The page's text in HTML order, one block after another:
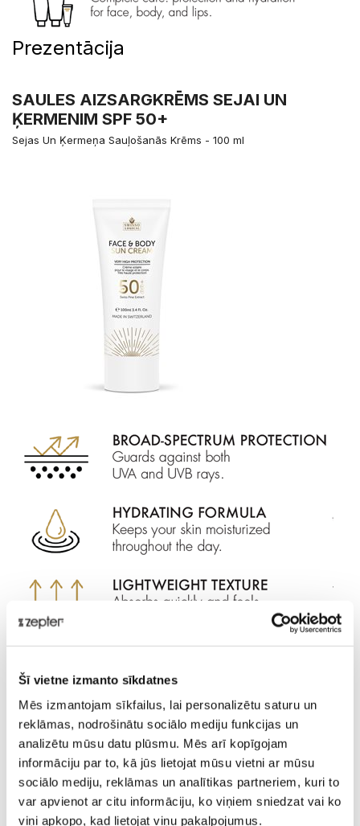
Šī vietne izmanto sīkdatnes
Mēs izmantojam sīkfailus, lai personalizētu saturu un
reklāmas, nodrošinātu sociālo mediju funkcijas un
analizētu mūsu datu plūsmu. Mēs arī kopīgojam
informāciju par to, kā jūs lietojat mūsu vietni ar mūsu
sociālo mediju, reklāmas un analītikas partneriem, kuri to
var apvienot ar citu informāciju, ko viņiem sniedzat vai ko
viņi apkopo, kad lietojat viņu pakalpojumus.
Prezentācija
SAULES AIZSARGKRĒMS SEJAI UN
ĶERMENIM SPF 50+
Sejas Un Ķermeņa Sauļošanās Krēms - 100 ml
Aizsargājiet savu ādu ar mūsu modernu
palīdzot samazināt apsārtumu un iekaisumu.
Šis vieglais mitrinošais krēms ar spēcīgo Zelta Jūras
Aļģu ekstraktu ir izstrādāts, lai aizsargātu jūsu ādu no
kaitīgāUVA un UVBstarojuma. Tas padara ādu maigu
un mitrinātu, neatstājot taukainu sajūtu.